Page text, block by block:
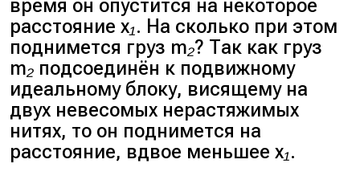
время он опустится на некоторое
расстояниеx₁. На сколько при этом
поднимется груз m₂? Так как груз
m₂ подсоединён к подвижному
идеальному блоку, висящему на
двух невесомых нерастяжимых
нитях, то он поднимется на
расстояние, вдвое меньшееx₁.